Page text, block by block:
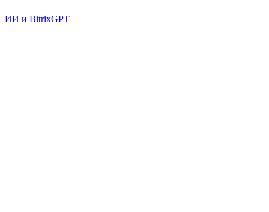
ИИ и BitrixGPT